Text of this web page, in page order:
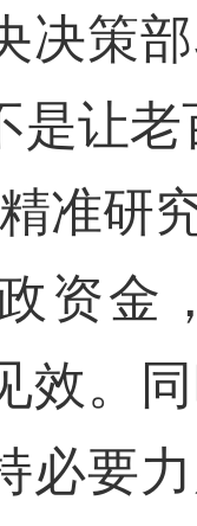
决策
是让
研究
资金
效。
必要